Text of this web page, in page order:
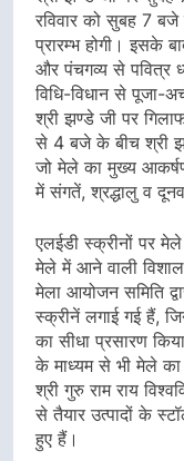
रविवार को सुबह 7
प्रारम्भ होगी। इसके
और पंचगव्य से पवित्र
विधि-विधान से पूजा-
श्री झण्डे जी पर
से 4 बजे के बीच श्री
जो मेले का मुख्य
में संगतें, श्रद्धालु व
एलईडी स्क्रीनों पर
मेले में आने वाली
मेला आयोजन समिति
स्क्रीनें लगाई गई हैं,
का सीधा प्रसारण
के माध्यम से भी मेले का
श्री गुरु राम राय
से तैयार उत्पादों के
हुए हैं।